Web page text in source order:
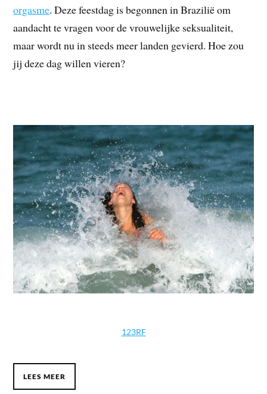
orgasme. Deze feestdag is begonnen in Brazilië om
aandacht te vragen voor de vrouwelijke seksualiteit,
maar wordt nu in steeds meer landen gevierd. Hoe zou
jij deze dag willen vieren?
123RF
LEES MEER